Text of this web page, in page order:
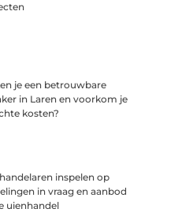
je een betrouwbare
in Laren en voorkom je
kosten?
inspelen op
in vraag en aanbod
uienhandel